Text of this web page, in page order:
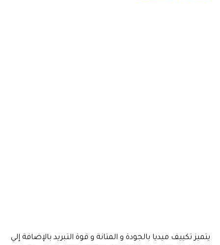
يتميز تكييف ميديا بالجودة و المتانة و قوة التبريد بالإضافة إلي